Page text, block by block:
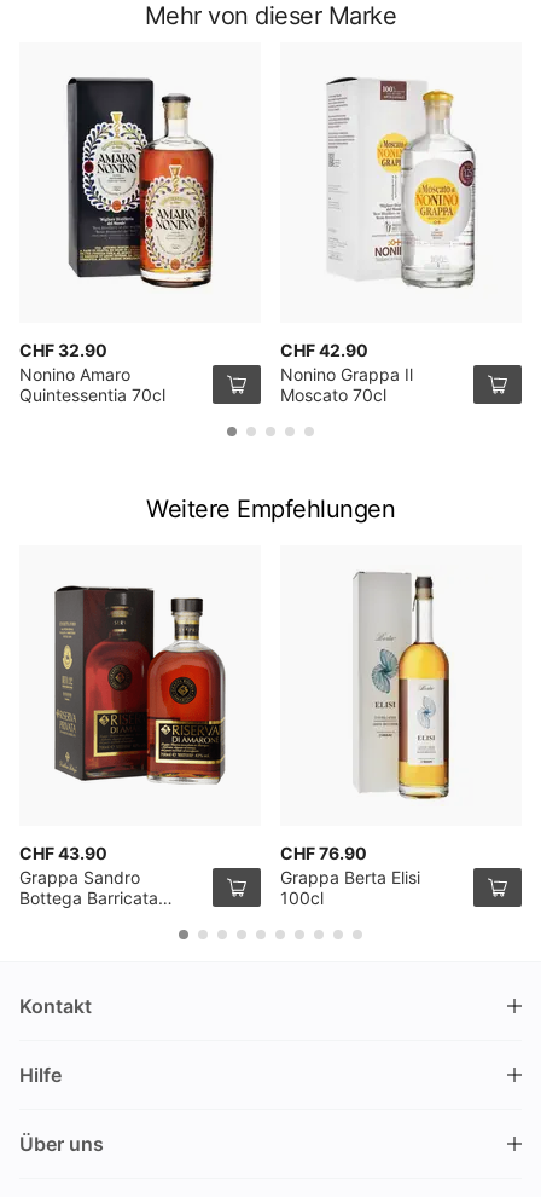
Mehr von dieser Marke
CHF 32.90
Nonino Amaro
Quintessentia 70cl
CHF 42.90
Nonino Grappa Il
Moscato 70cl
Weitere Empfehlungen
CHF 43.90
Grappa Sandro
Bottega Barricata
CHF 76.90
Grappa Berta Elisi
100cl
Kontakt
Nüschelerstrasse 35
Schweiz
Hilfe
Über uns